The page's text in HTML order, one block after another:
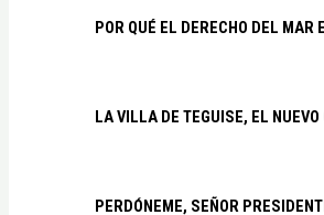
POR QUÉ EL DERECHO DEL
LA VILLA DE TEGUISE, EL
PERDÓNEME, SEÑOR